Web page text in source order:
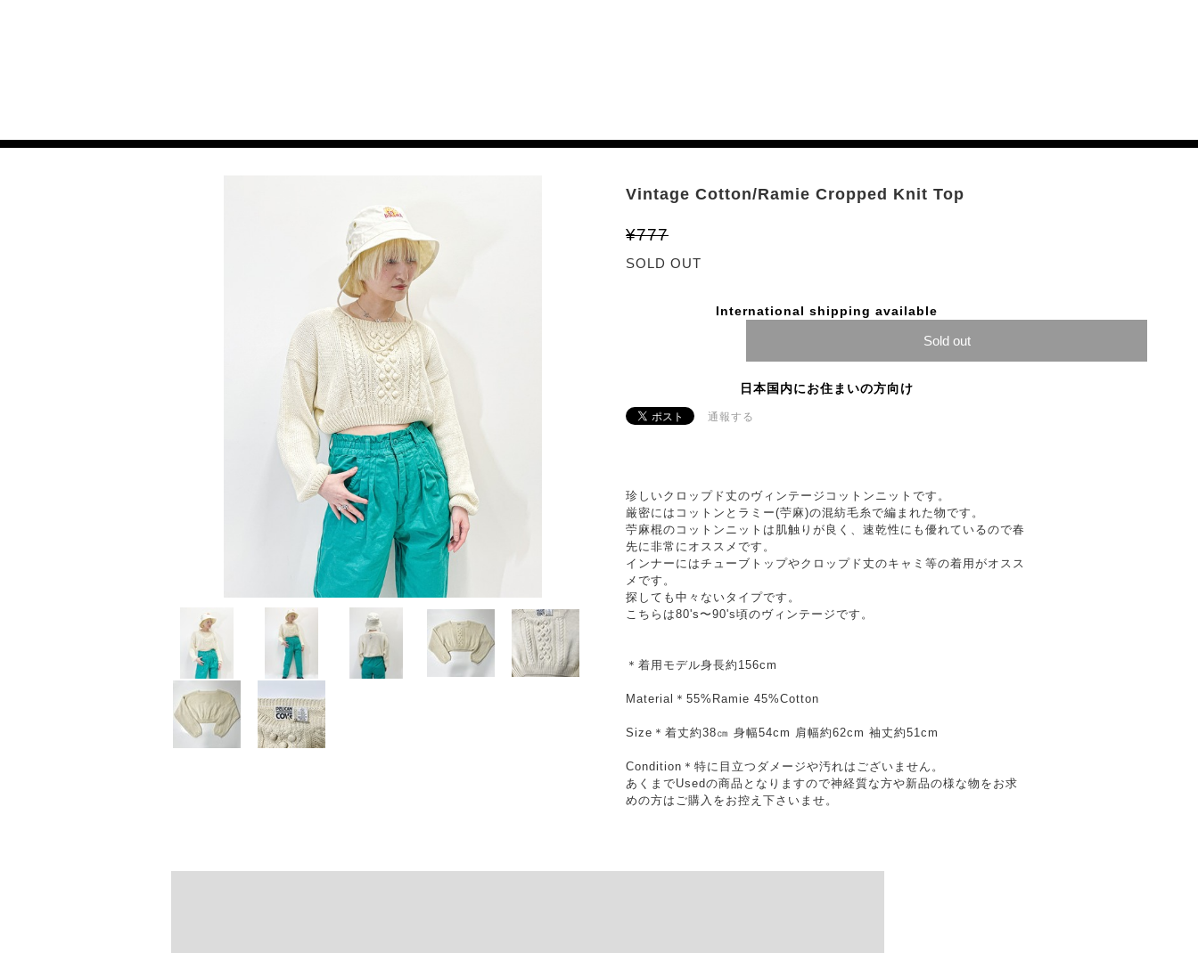
Vintage Cotton/Ramie Cropped Knit Top
¥777
SOLD OUT
International shipping available
Sold out
日本国内にお住まいの方向け
通報する
珍しいクロップド丈のヴィンテージコットンニットです。
厳密にはコットンとラミー(苧麻)の混紡毛糸で編まれた物です。
苧麻棍のコットンニットは肌触りが良く、速乾性にも優れているので春
先に非常にオススメです。
インナーにはチューブトップやクロップド丈のキャミ等の着用がオスス
メです。
探しても中々ないタイプです。
こちらは80's〜90's頃のヴィンテージです。
＊着用モデル身長約156cm
Material＊55%Ramie 45%Cotton
Size＊着丈約38㎝ 身幅54cm 肩幅約62cm 袖丈約51cm
Condition＊特に目立つダメージや汚れはございません。
あくまでUsedの商品となりますので神経質な方や新品の様な物をお求
めの方はご購入をお控え下さいませ。